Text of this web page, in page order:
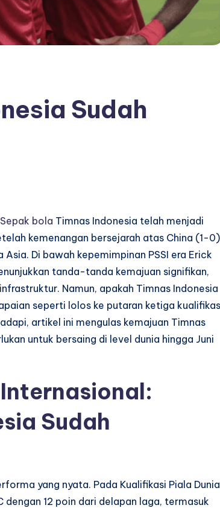
Sudah
Sepak bola Timnas Indonesia telah menjadi
kemenangan bersejarah atas China (1-0)
Di bawah kepemimpinan PSSI era Erick
tanda-tanda kemajuan signifikan,
Namun, apakah Timnas Indonesia
seperti lolos ke putaran ketiga
artikel ini mengulas kemajuan Timnas
untuk bersaing di level dunia hingga Juni
Sudah
yang nyata. Pada Kualifikasi Piala Dunia
12 poin dari delapan laga, termasuk